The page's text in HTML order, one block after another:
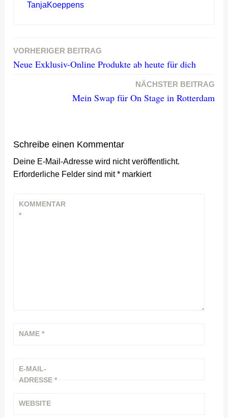
TanjaKoeppens
Beitragsnavigation
VORHERIGER BEITRAG
Neue Exklusiv-Online Produkte ab heute für dich
NÄCHSTER BEITRAG
Mein Swap für On Stage in Rotterdam
Schreibe einen Kommentar
Deine E-Mail-Adresse wird nicht veröffentlicht.
Erforderliche Felder sind mit* markiert
KOMMENTAR
*
NAME*
E-MAIL-
ADRESSE*
WEBSITE